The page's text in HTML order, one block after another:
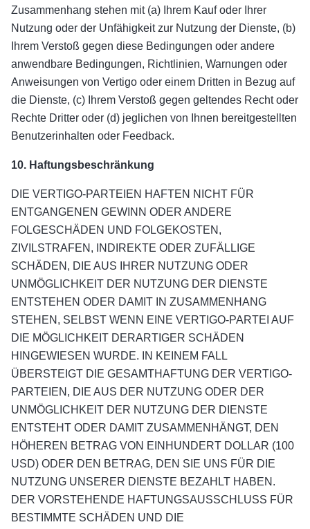
Zusammenhang stehen mit (a) Ihrem Kauf oder Ihrer
Nutzung oder der Unfähigkeit zur Nutzung der Dienste, (b)
Ihrem Verstoß gegen diese Bedingungen oder andere
anwendbare Bedingungen, Richtlinien, Warnungen oder
Anweisungen von Vertigo oder einem Dritten in Bezug auf
die Dienste, (c) Ihrem Verstoß gegen geltendes Recht oder
Rechte Dritter oder (d) jeglichen von Ihnen bereitgestellten
Benutzerinhalten oder Feedback.
10. Haftungsbeschränkung
DIE VERTIGO-PARTEIEN HAFTEN NICHT FÜR
ENTGANGENEN GEWINN ODER ANDERE
FOLGESCHÄDEN UND FOLGEKOSTEN,
ZIVILSTRAFEN, INDIREKTE ODER ZUFÄLLIGE
SCHÄDEN, DIE AUS IHRER NUTZUNG ODER
UNMÖGLICHKEIT DER NUTZUNG DER DIENSTE
ENTSTEHEN ODER DAMIT IN ZUSAMMENHANG
STEHEN, SELBST WENN EINE VERTIGO-PARTEI AUF
DIE MÖGLICHKEIT DERARTIGER SCHÄDEN
HINGEWIESEN WURDE. IN KEINEM FALL
ÜBERSTEIGT DIE GESAMTHAFTUNG DER VERTIGO-
PARTEIEN, DIE AUS DER NUTZUNG ODER DER
UNMÖGLICHKEIT DER NUTZUNG DER DIENSTE
ENTSTEHT ODER DAMIT ZUSAMMENHÄNGT, DEN
HÖHEREN BETRAG VON EINHUNDERT DOLLAR (100
USD) ODER DEN BETRAG, DEN SIE UNS FÜR DIE
NUTZUNG UNSERER DIENSTE BEZAHLT HABEN.
DER VORSTEHENDE HAFTUNGSAUSSCHLUSS FÜR
BESTIMMTE SCHÄDEN UND DIE